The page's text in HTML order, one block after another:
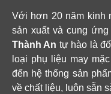
Với hơn 20 năm kinh
sản xuất và cung
Thành An tự hào là
loại phụ liệu may
đến hệ thống sản
về chất liệu, luôn sẵn